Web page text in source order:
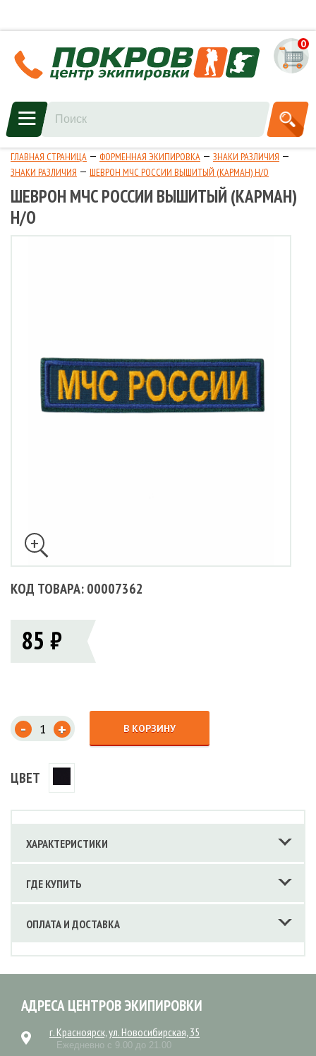
0
ГЛАВНАЯ СТРАНИЦА ФОРМЕННАЯ ЭКИПИРОВКА
ЗНАКИ РАЗЛИЧИЯ
ЗНАКИ РАЗЛИЧИЯ
ШЕВРОН МЧС РОССИИ ВЫШИТЫЙ (КАРМАН) Н/О
ШЕВРОН МЧС РОССИИ ВЫШИТЫЙ (КАРМАН)
Н/О
КОД ТОВАРА: 00007362
85 ₽
- + В КОРЗИНУ
ЦВЕТ
ХАРАКТЕРИСТИКИ
ГДЕ КУПИТЬ
ОПЛАТА И ДОСТАВКА
АДРЕСА ЦЕНТРОВ ЭКИПИРОВКИ
г. Красноярск, ул. Новосибирская, 35
Ежедневно с 9.00 до 21.00